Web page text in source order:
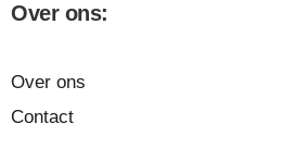
Over ons:
Over ons
Contact